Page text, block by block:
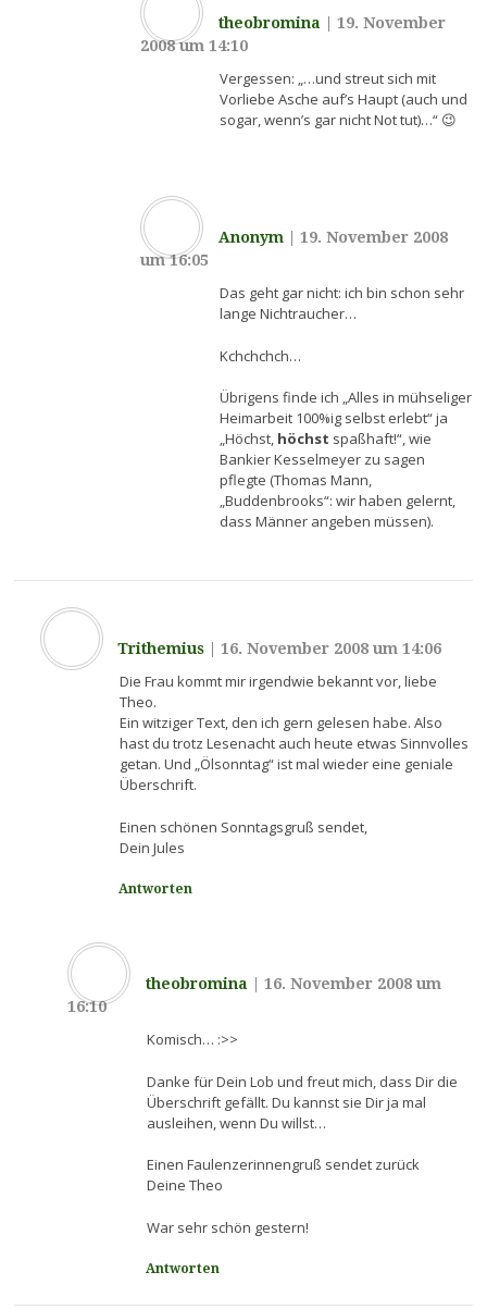
theobromina
19. November
2008 um 14:10
Vergessen: „…und streut sich mit
Vorliebe Asche auf’s Haupt (auch und
sogar, wenn’s gar nicht Not tut)…“ 😉
Anonym
19. November 2008
um 16:05
Das geht gar nicht: ich bin schon sehr
lange Nichtraucher…
Kchchchch…
Übrigens finde ich „Alles in mühseliger
Heimarbeit 100%ig selbst erlebt“ ja
„Höchst, höchst spaßhaft!“, wie
Bankier Kesselmeyer zu sagen
pflegte (Thomas Mann,
„Buddenbrooks“: wir haben gelernt,
dass Männer angeben müssen).
Trithemius |16. November 2008 um 14:06
Die Frau kommt mir irgendwie bekannt vor, liebe
Theo.
Ein witziger Text, den ich gern gelesen habe. Also
hast du trotz Lesenacht auch heute etwas Sinnvolles
getan. Und „Ölsonntag“ ist mal wieder eine geniale
Überschrift.
Einen schönen Sonntagsgruß sendet,
Dein Jules
Antworten
theobromina
16. November 2008 um
16:10
Komisch… :>>
Danke für Dein Lob und freut mich, dass Dir die
Überschrift gefällt. Du kannst sie Dir ja mal
ausleihen, wenn Du willst…
Einen Faulenzerinnengruß sendet zurück
Deine Theo
War sehr schön gestern!
Antworten